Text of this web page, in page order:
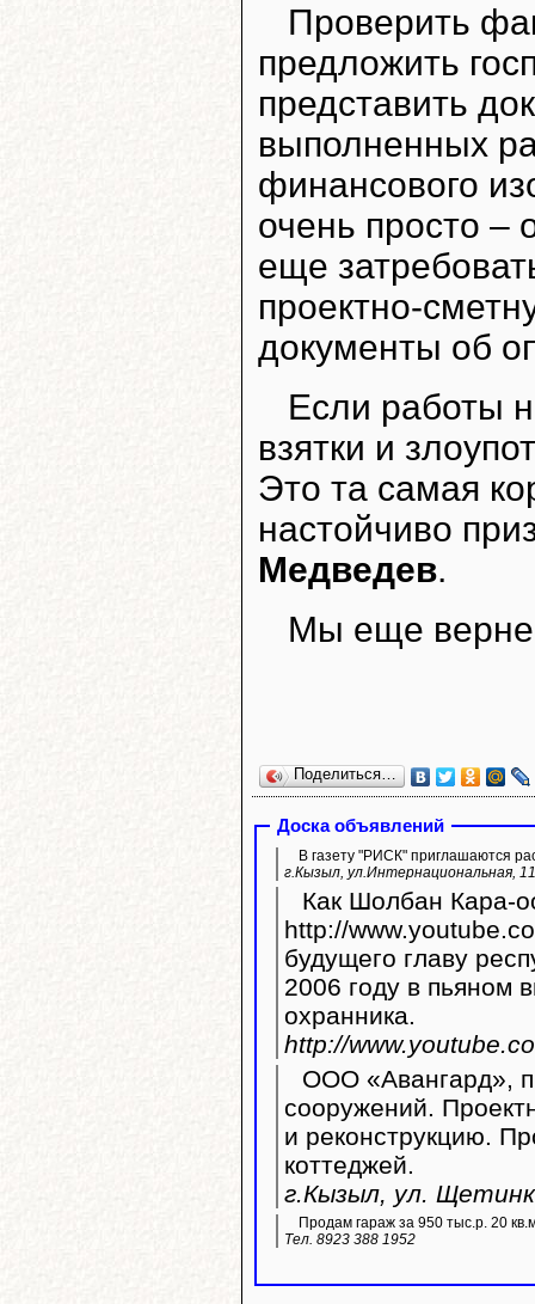
Проверить
предложить
представить
выполненных
финансового
очень просто –
еще
проектно-
документы об
Если работы
взятки и
Это та самая
настойчиво
Медведев.
Мы еще
Поделиться…
Доска объявлений
В газету "РИСК" приглашаются
г.Кызыл, ул.Интернациональная,
Как Шолбан Кара-
http://www.youtube.com/
будущего главу
2006 году в пьяном
охранника.
http://
ООО «Авангард»,
сооружений.
и реконструкцию.
коттеджей.
г.Кызыл, ул.
Продам гараж за 950 тыс.р. 20
Тел. 8923 388 1952